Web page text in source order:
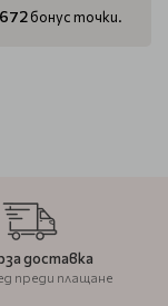
672бонус точки.
доставка
преди плащане